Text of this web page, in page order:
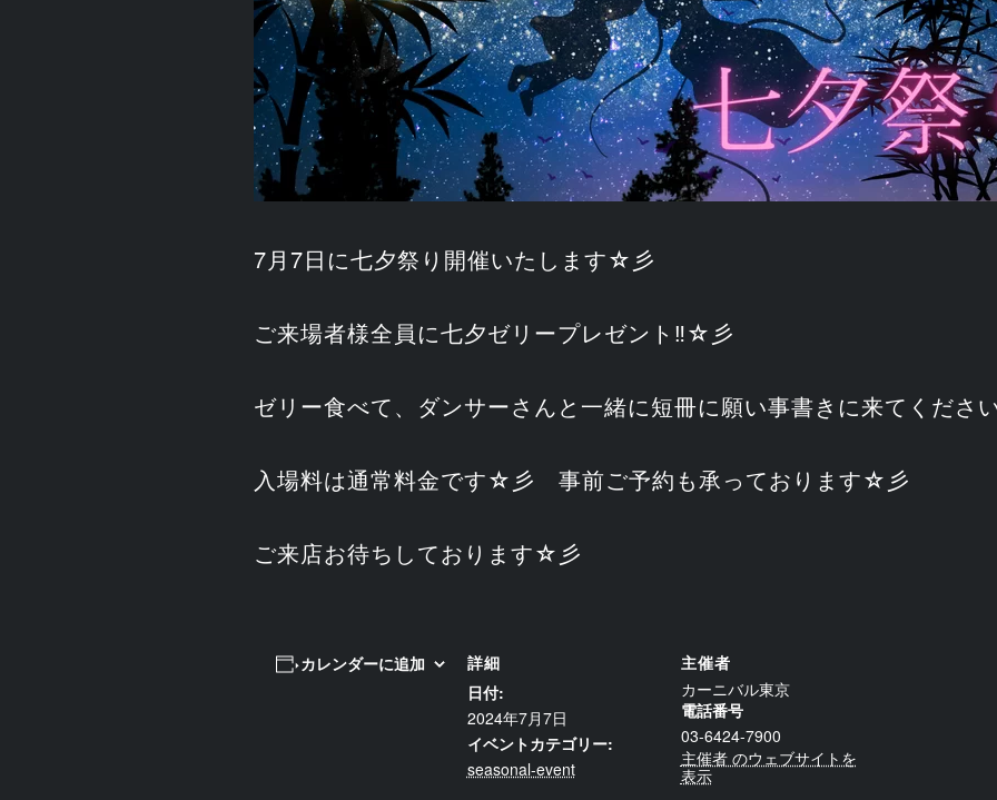
7月7日に七夕祭り開催いたします☆彡
ご来場者様全員に七夕ゼリープレゼント‼☆彡
ゼリー食べて、ダンサーさんと一緒に短冊に願い事書きに来てくださ
入場料は通常料金です☆彡 事前ご予約も承っております☆彡
ご来店お待ちしております☆彡
カレンダーに追加
詳細
日付:
2024年7月7日
イベントカテゴリー:
seasonal-event
主催者
カーニバル東京
電話番号
03-6424-7900
主催者 のウェブサイトを
表示